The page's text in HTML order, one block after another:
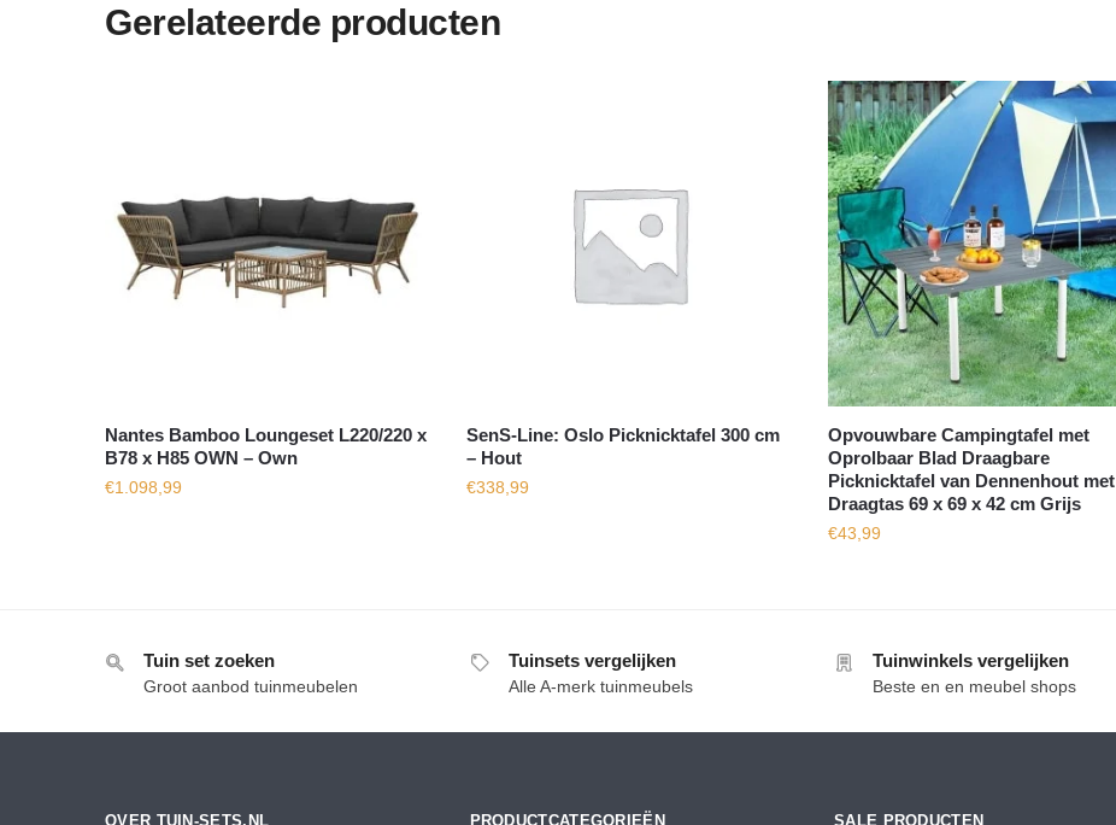
Gerelateerde producten
Nantes Bamboo Loungeset L220/220 x
B78 x H85 OWN – Own
€1.098,99
SenS-Line: Oslo Picknicktafel 300 cm
– Hout
€338,99
Opvouwbare Campingtafel met
Oprolbaar Blad Draagbare
Picknicktafel van Dennenhout met
Draagtas 69 x 69 x 42 cm Grijs
€43,99
Tuin set zoeken
Groot aanbod tuinmeubelen
Tuinsets vergelijken
Alle A-merk tuinmeubels
Tuinwinkels vergelijken
Beste en en meubel shops
OVER TUIN-SETS.NL PRODUCTCATEGORIEËN SALE PRODUCTEN